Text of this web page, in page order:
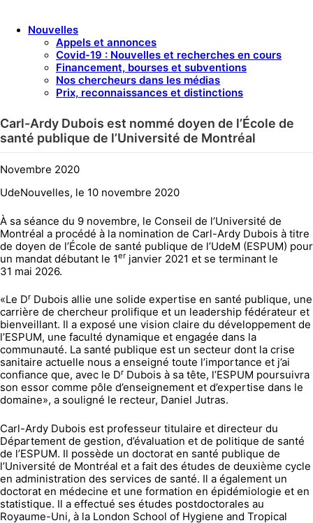
Nouvelles
Appels et annonces
Covid-19 : Nouvelles et recherches en cours
Financement, bourses et subventions
Nos chercheurs dans les médias
Prix, reconnaissances et distinctions
Carl-Ardy Dubois est nommé doyen de l’École de
santé publique de l’Université de Montréal
Novembre 2020
UdeNouvelles, le 10 novembre 2020
À sa séance du 9 novembre, le Conseil de l’Université de
Montréal a procédé à la nomination de Carl-Ardy Dubois à titre
de doyen de l’École de santé publique de l’UdeM (ESPUM) pour
un mandat débutant le 1er janvier 2021 et se terminant le
31 mai 2026.
«Le Dr Dubois allie une solide expertise en santé publique, une
carrière de chercheur prolifique et un leadership fédérateur et
bienveillant. Il a exposé une vision claire du développement de
l’ESPUM, une faculté dynamique et engagée dans la
communauté. La santé publique est un secteur dont la crise
sanitaire actuelle nous a enseigné toute l’importance et j’ai
confiance que, avec le Dr Dubois à sa tête, l’ESPUM poursuivra
son essor comme pôle d’enseignement et d’expertise dans le
domaine», a souligné le recteur, Daniel Jutras.
Carl-Ardy Dubois est professeur titulaire et directeur du
Département de gestion, d’évaluation et de politique de santé
de l’ESPUM. Il possède un doctorat en santé publique de
l’Université de Montréal et a fait des études de deuxième cycle
en administration des services de santé. Il a également un
doctorat en médecine et une formation en épidémiologie et en
statistique. Il a effectué ses études postdoctorales au
Royaume-Uni, à la London School of Hygiene and Tropical